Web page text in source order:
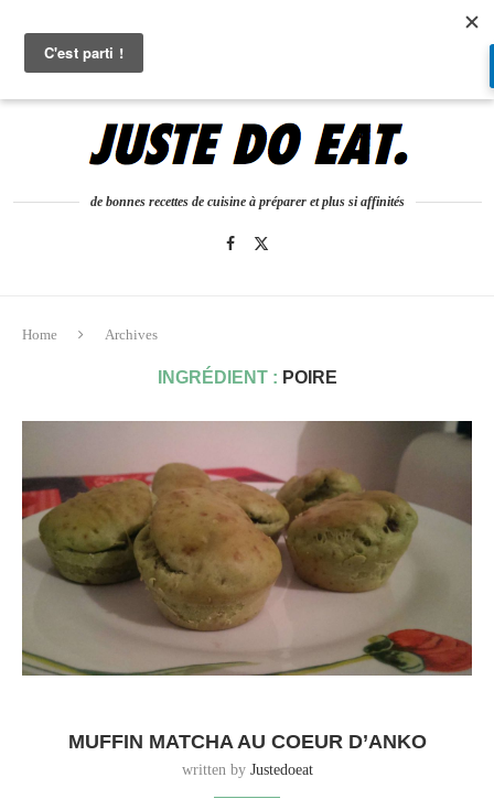
de bonnes recettes de cuisine à préparer et plus si affinités
Home Archives
INGRÉDIENT : POIRE
MUFFIN MATCHA AU COEUR D’ANKO
written by Justedoeat